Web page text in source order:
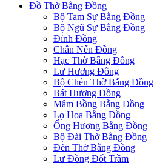
Đồ Thờ Bằng Đồng
Bộ Tam Sự Bằng Đồng
Bộ Ngũ Sự Bằng Đồng
Đỉnh Đồng
Chân Nến Đồng
Hạc Thờ Bằng Đồng
Lư Hương Đồng
Bộ Chén Thờ Bằng Đồng
Bát Hương Đồng
Mâm Bồng Bằng Đồng
Lọ Hoa Bằng Đồng
Ống Hương Bằng Đồng
Bộ Đài Thờ Bằng Đồng
Đèn Thờ Bằng Đồng
Lư Đồng Đốt Trầm